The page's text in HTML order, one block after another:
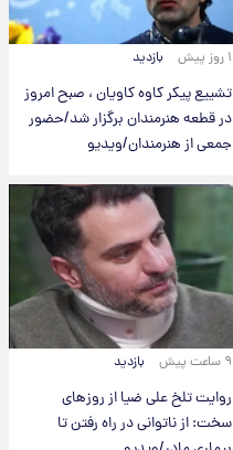
۱ روز پیش بازدید
تشییع پیکر کاوه کاویان ، صبح امروز
در قطعه هنرمندان برگزار شد/حضور
جمعی از هنرمندان/ویدیو
۹ ساعت پیش بازدید
روایت تلخ علی ضیا از روزهای
سخت: از ناتوانی در راه رفتن تا